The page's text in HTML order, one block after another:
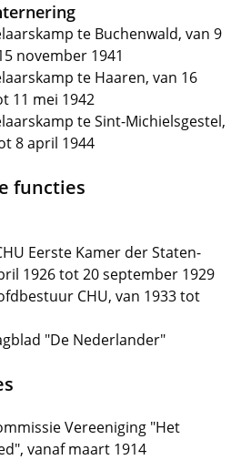
te Buchenwald, van 9
november 1941
te Haaren, van 16
11 mei 1942
te Sint-Michielsgestel,
8 april 1944
functies
Eerste Kamer der Staten-
1926 tot 20 september 1929
CHU, van 1933 tot
"De Nederlander"
Vereeniging "Het
vanaf maart 1914